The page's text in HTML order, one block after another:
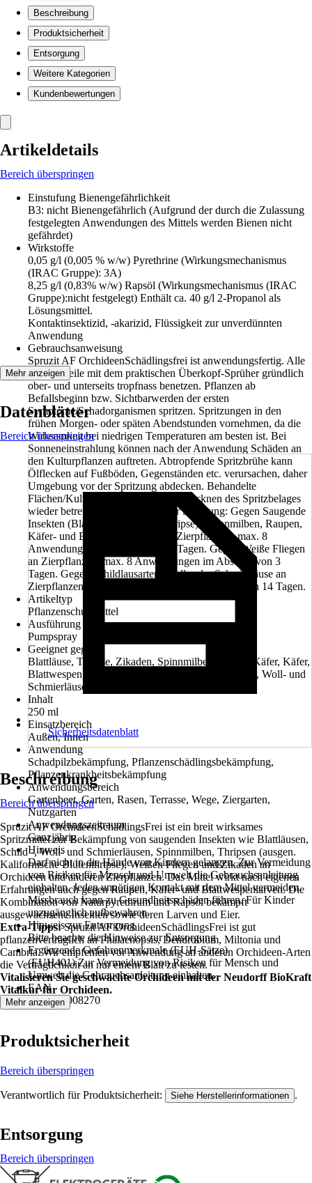
Beschreibung
Produktsicherheit
Entsorgung
Weitere Kategorien
Kundenbewertungen
Artikeldetails
Bereich überspringen
Einstufung Bienengefährlichkeit
B3: nicht Bienengefährlich (Aufgrund der durch die Zulassung
festgelegten Anwendungen des Mittels werden Bienen nicht
gefährdet)
Wirkstoffe
0,05 g/l (0,005 % w/w) Pyrethrine (Wirkungsmechanismus
(IRAC Gruppe): 3A)
8,25 g/l (0,83% w/w) Rapsöl (Wirkungsmechanismus (IRAC
Gruppe):nicht festgelegt) Enthält ca. 40 g/l 2-Propanol als
Lösungsmittel.
Kontaktinsektizid, -akarizid, Flüssigkeit zur unverdünnten
Anwendung
Gebrauchsanweisung
Spruzit AF OrchideenSchädlingsfrei ist anwendungsfertig. Alle
Pflanzenteile mit dem praktischen Überkopf-Sprüher gründlich
ober- und unterseits tropfnass benetzen. Pflanzen ab
Befallsbeginn bzw. Sichtbarwerden der ersten
Symptome/Schadorganismen spritzen. Spritzungen in den
frühen Morgen- oder späten Abendstunden vornehmen, da die
Wirksamkeit bei niedrigen Temperaturen am besten ist. Bei
Sonneneinstrahlung können nach der Anwendung Schäden an
den Kulturpflanzen auftreten. Abtropfende Spritzbrühe kann
Ölflecken auf Fußböden, Gegenständen etc. verursachen, daher
Umgebung vor der Spritzung abdecken. Behandelte
Flächen/Kulturen erst nach dem Abtrocknen des Spritzbelages
wieder betreten. Wiederholung der Spritzung: Gegen Saugende
Insekten (Blattläuse, Zikaden, Thripse), Spinnmilben, Raupen,
Käfer- und Blattwespenlarven an Zierpflanzen: max. 8
Anwendungen im Abstand von 7 Tagen. Gegen Weiße Fliegen
an Zierpflanzen: max. 8 Anwendungen im Abstand von 3
Tagen. Gegen Schildlausarten, Woll- oder Schmierläuse an
Zierpflanzen: max. 8 Anwendungen im Abstand von 14 Tagen.
Artikeltyp
Pflanzenschutzmittel
Ausführung
Pumpspray
Geeignet gegen
Blattläuse, Thripse, Zikaden, Spinnmilben, Raupe, Käfer, Käfer,
Blattwespen, Larven der Blattwespe, Weiße Fliegen, Woll- und
Schmierläuse, Schildläuse
Inhalt
250 ml
Einsatzbereich
Außen, Innen
Anwendung
Schadpilzbekämpfung, Pflanzenschädlingsbekämpfung,
Pflanzenkrankheitsbekämpfung
Anwendungsbereich
Gartenbeet, Garten, Rasen, Terrasse, Wege, Ziergarten,
Nutzgarten
Anwendungszeitraum
Ganzjährig
Hinweis
Darf nicht in die Hände von Kindern gelangen. Zur Vermeidung
von Risiken für Mensch und Umwelt die Gebrauchsanleitung
einhalten. Jeden unnötigen Kontakt mit dem Mittel vermeiden.
Missbrauch kann zu Gesundheitsschäden führen. Für Kinder
unzugänglich aufbewahren.
Hinweis zur Entsorgung
Bitte beachte die Hinweise zur Entsorgung
Ergänzende Gefahrenmerkmale (EUH-Sätze)
(EUH401) Zur Vermeidung von Risiken für Mensch und
Umwelt die Gebrauchsanleitung einhalten.
EAN
4005240008270
Mehr anzeigen
Datenblätter
Bereich überspringen
Sicherheitsdatenblatt
Beschreibung
Bereich überspringen
Spruzit AF OrchideenSchädlingsFrei ist ein breit wirksames
Spritzmittel zur Bekämpfung von saugenden Insekten wie Blattläusen,
Schild -, Woll- und Schmierläusen, Spinnmilben, Thripsen (ausgen.
Kalifornische Blütenthripse), Weißen Fliegen und Zikaden an
Orchideen und anderen Zierpflanzen. Das Mittel wirkt nach eigenen
Erfahrungen auch gegen Raupen, Käfer- und Blattwespenlarven. Die
Kombination von Naturpyrethrum und Rapsöl bekämpft
ausgewachsene Insekten sowie deren Larven und Eier.
Extra-Tipps:Spruzit AF OrchideenSchädlingsFrei ist gut
pflanzenverträglich an Phalaenopsis, Dendrobium, Miltonia und
Cambria. Wir empfehlen vor Anwendung an anderen Orchideen-Arten
die Verträglichkeit an nur einem Blatt zu testen.
Vitalisieren Sie geschwächte Orchideen mit der Neudorff BioKraft
Vitalkur für Orchideen.
Mehr anzeigen
Produktsicherheit
Bereich überspringen
Verantwortlich für Produktsicherheit: Siehe Herstellerinformationen .
Entsorgung
Bereich überspringen